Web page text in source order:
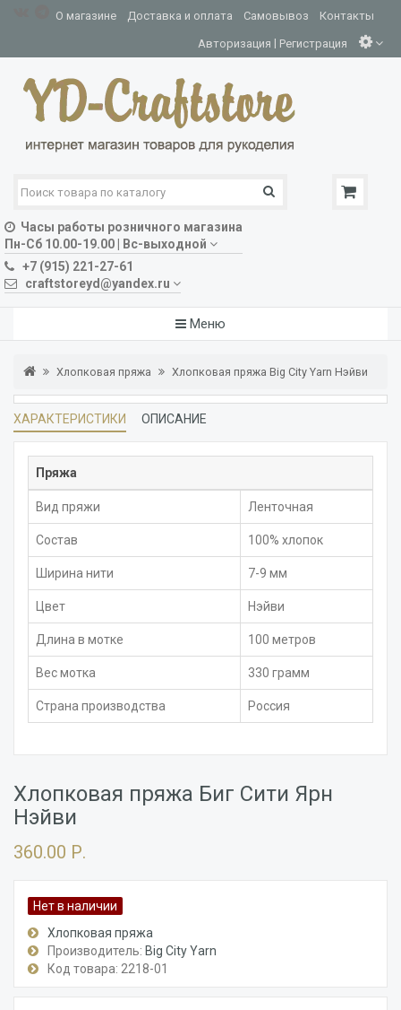
О магазине Доставка и оплата Самовывоз Контакты
Авторизация | Регистрация
Часы работы розничного магазина
Пн-Сб 10.00-19.00 | Вс-выходной
+7 (915) 221-27-61
craftstoreyd@yandex.ru
Меню
Хлопковая пряжа Хлопковая пряжа Big City Yarn Нэйви
ХАРАКТЕРИСТИКИ ОПИСАНИЕ
Пряжа
Вид пряжи Ленточная
Состав 100% хлопок
Ширина нити 7-9 мм
Цвет Нэйви
Длина в мотке 100 метров
Вес мотка 330 грамм
Страна производства Россия
Хлопковая пряжа Биг Сити Ярн
Нэйви
360.00 Р.
Нет в наличии
Хлопковая пряжа
Производитель: Big City Yarn
Код товара: 2218-01